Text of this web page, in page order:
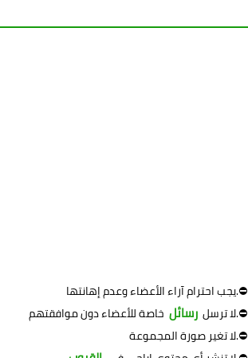
يجب احترام آراء الأعضاء وعدم إهانتها.⛔
لا ترسل رسائل
خاصة للأعضاء دون موافقتهم.⛔
لا تغير صورة المجموعة.⛔